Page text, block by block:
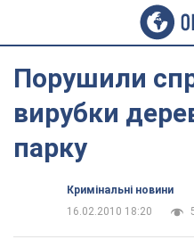
Порушили
вирубки
парку
Кримінальні новини
16.02.2010 18:20